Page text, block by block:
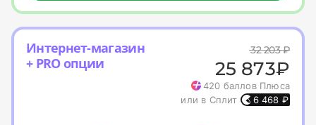
Интернет-магазин
+ PRO опции
32 203₽
25 873₽
420 баллов Плюса
или в Сплит
6 468 ₽